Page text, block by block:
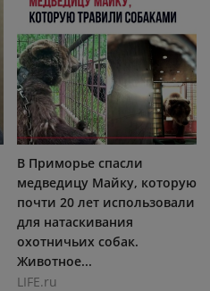
В Приморье спасли
медведицу Майку, которую
почти 20 лет использовали
для натаскивания
охотничьих собак.
Животное...
LIFE.ru